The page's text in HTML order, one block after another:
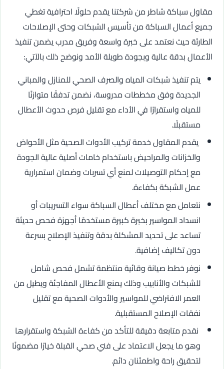
مقاول سباكة شاطر من شركتنا يقدم حلولًا احترافية تغطي
جميع أعمال السباكة من تأسيس الشبكات وحتى الإصلاحات
الطارئة حيث نعتمد على خبرة واسعة وفريق مدرب يضمن تنفيذ
الأعمال بدقة عالية وبجودة طويلة الأمد ونوضح ذلك بالآتي:
يتم تنفيذ شبكات المياه والصرف الصحي للمنازل والمباني
الجديدة وفق مخططات مدروسة، نضمن تدفقًا متوازنًا
للمياه واستقرارًا في الأداء مع تقليل فرص حدوث الأعطال
مستقبلًا.
يقدم المقاول خدمة تركيب الأدوات الصحية مثل الأحواض
والخزانات والمراحيض باستخدام خامات أصلية عالية الجودة
مع إحكام التوصيلات لمنع أي تسربات وضمان استمرارية
عمل الشبكة بكفاءة.
نتعامل مع مختلف أعطال السباكة سواء التسريبات أو
انسداد المواسير بخبرة كبيرة مستخدمًا أجهزة فحص حديثة
تساعد على تحديد المشكلة بدقة وتنفيذ الإصلاح بسرعة
دون تكاليف إضافية.
نوفر خطط صيانة وقائية منتظمة تشمل فحص شامل
للشبكات والأنابيب وذلك يمنع الأعطال المفاجئة ويطيل من
العمر الافتراضي للمواسير والأدوات الصحية مع تقليل
نفقات الإصلاح المستقبلية.
نقدم متابعة دقيقة للتأكد من كفاءة الشبكة واستقرارها
وهو ما يجعل الاعتماد على فني صحي القبلة خيارًا مضمونًا
لتحقيق راحة واطمئنان دائم.